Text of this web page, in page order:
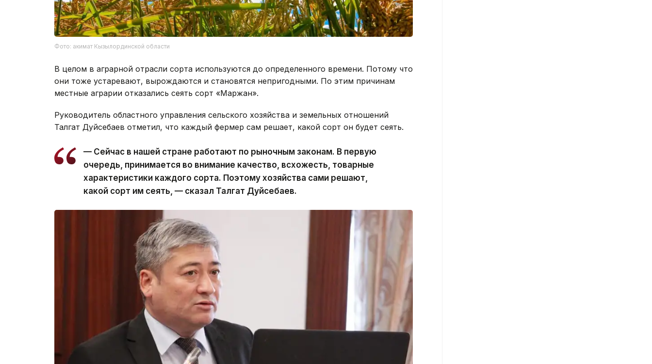
Фото: акимат Кызылординской области
В целом в аграрной отрасли сорта используются до определенного времени. Потому что
они тоже устаревают, вырождаются и становятся непригодными. По этим причинам
местные аграрии отказались сеять сорт «Маржан».
Руководитель областного управления сельского хозяйства и земельных отношений
Талгат Дуйсебаев отметил, что каждый фермер сам решает, какой сорт он будет сеять.
— Сейчас в нашей стране работают по рыночным законам. В первую
очередь, принимается во внимание качество, всхожесть, товарные
характеристики каждого сорта. Поэтому хозяйства сами решают,
какой сорт им сеять, — сказал Талгат Дуйсебаев.